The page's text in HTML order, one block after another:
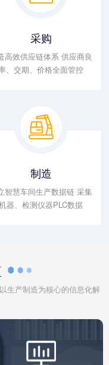
采购
高效供应链体系 供应商良
、交期、价格全面管控
制造
智慧车间生产数据链 采集
器、检测仪器PLC数据
生产制造为核心的信息化解